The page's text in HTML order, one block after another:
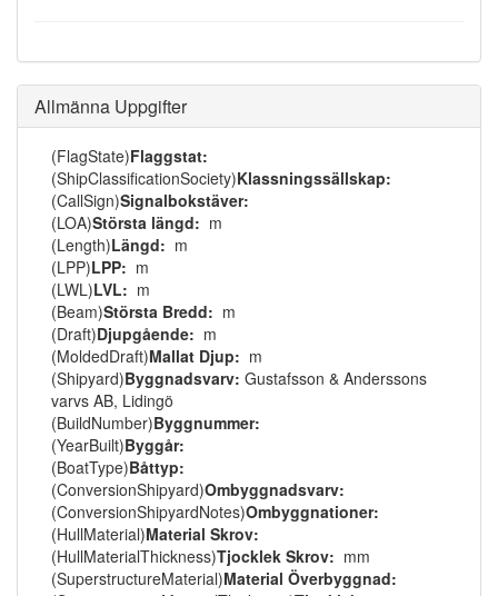
Allmänna Uppgifter
(FlagState)Flaggstat:
(ShipClassificationSociety)Klassningssällskap:
(CallSign)Signalbokstäver:
(LOA)Största längd: m
(Length)Längd: m
(LPP)LPP: m
(LWL)LVL: m
(Beam)Största Bredd: m
(Draft)Djupgående: m
(MoldedDraft)Mallat Djup: m
(Shipyard)Byggnadsvarv: Gustafsson & Anderssons
varvs AB, Lidingö
(BuildNumber)Byggnummer:
(YearBuilt)Byggår:
(BoatType)Båttyp:
(ConversionShipyard)Ombyggnadsvarv:
(ConversionShipyardNotes)Ombyggnationer:
(HullMaterial)Material Skrov:
(HullMaterialThickness)Tjocklek Skrov: mm
(SuperstructureMaterial)Material Överbyggnad: